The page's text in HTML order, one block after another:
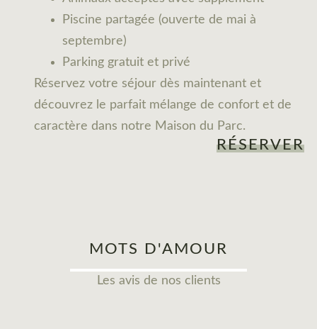
Piscine partagée (ouverte de mai à
septembre)
Parking gratuit et privé
Réservez votre séjour dès maintenant et
découvrez le parfait mélange de confort et de
caractère dans notre Maison du Parc.
RÉSERVER
MOTS D'AMOUR
Les avis de nos clients